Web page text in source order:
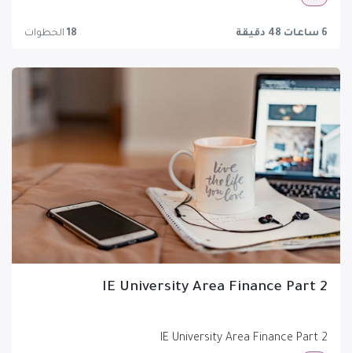
6 ساعات 48 دقيقة 18 الخطوات
IE University Area Finance Part 2
IE University Area Finance Part 2